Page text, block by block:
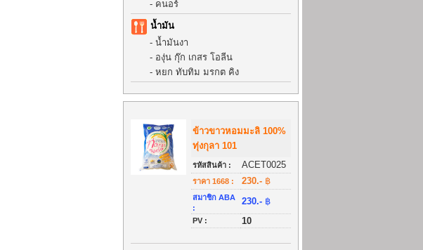
- คนอร์
น้ำมัน
- น้ำมันงา
- องุ่น กุ๊ก เกสร โอลีน
- หยก ทับทิม มรกต คิง
ข้าวขาวหอมมะลิ 100%
ทุ่งกุลา 101
รหัสสินค้า : ACET0025
ราคา 1668 : 230.- ฿
สมาชิก ABA
:
230.- ฿
PV : 10